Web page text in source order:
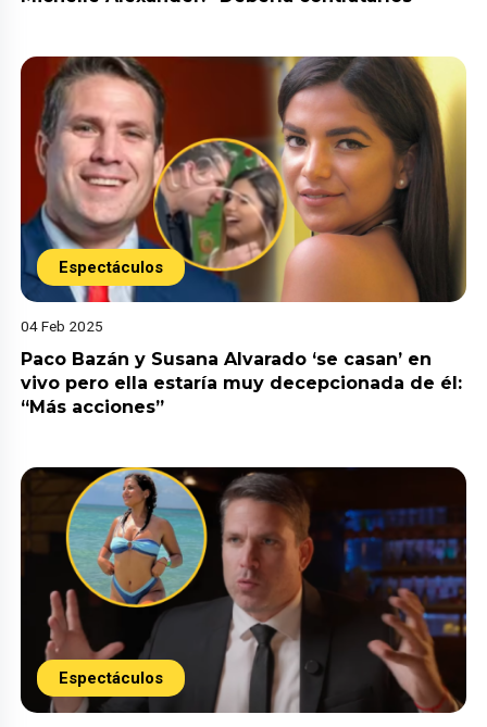
Espectáculos
04 Feb 2025
Paco Bazán y Susana Alvarado ‘se casan’ en
vivo pero ella estaría muy decepcionada de él:
“Más acciones”
Espectáculos